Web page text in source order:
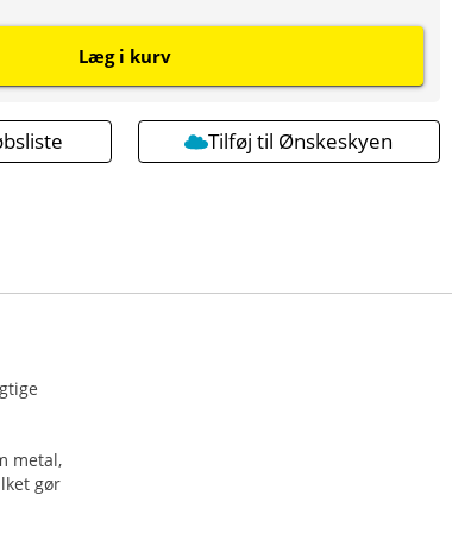
Læg i kurv
Tilføj til Ønskeskyen
metal,
gør